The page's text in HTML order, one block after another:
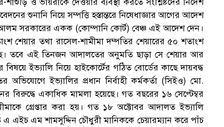
শুনানি নিয়ে সম্পত্তি হস্তান্তরে নিষেধাজ্ঞার আগের আদেশ
সরকারের একক (কোম্পানি কোর্ট) বেঞ্চ এই আদেশ দেন।
শেয়ার তথা রাসেল-শামীমা দম্পতির শেয়ারের ৫০ শতাংশ
তবে এই তিনজন আদালতের অনুমতি ছাড়া সে শেয়ার আর
ইভ্যালি নিয়ে হাইকোর্টের গঠিত বোর্ডের কাছে দায়বদ্ধ
অভিযোগে ইভ্যালির প্রধান নির্বাহী কর্মকর্তা (সিইও) মো.
বিরুদ্ধে একাধিক মামলা হয়েছে। গত বছরের ১৬ সেপ্টেম্বর
গ্রেপ্তার করা হয়। গত ১৮ অক্টোবর আদালত ইভ্যালি
এইচ এম শামসুদ্দিন চৌধুরী মানিককে চেয়ারম্যান করে পাঁচ